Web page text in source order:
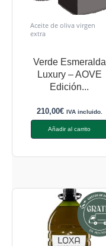
Aceite de oliva virgen
extra
Verde Esmeralda
Luxury – AOVE
Edición...
210,00€ IVA incluido.
Añadir al carrito